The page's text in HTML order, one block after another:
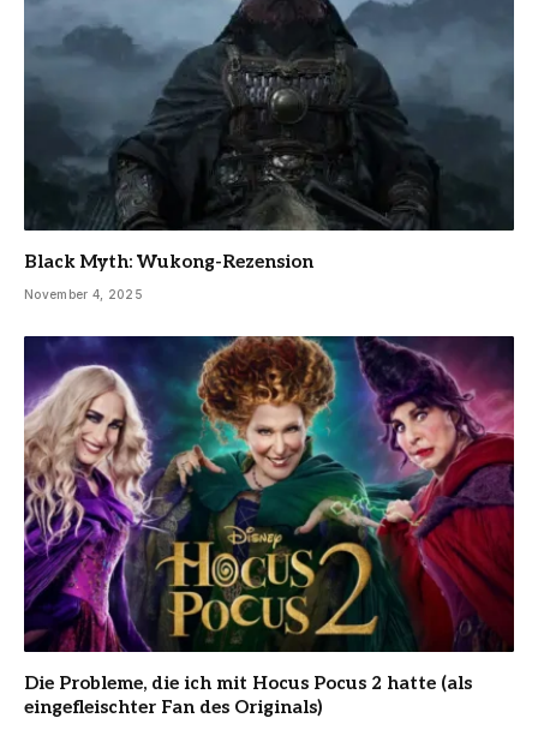
Black Myth: Wukong-Rezension
November 4, 2025
Die Probleme, die ich mit Hocus Pocus 2 hatte (als
eingefleischter Fan des Originals)